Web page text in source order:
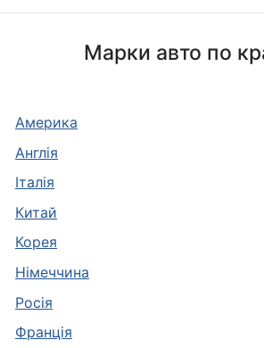
Марки авто по
Америка
Англія
Італія
Китай
Корея
Німеччина
Росія
Франція